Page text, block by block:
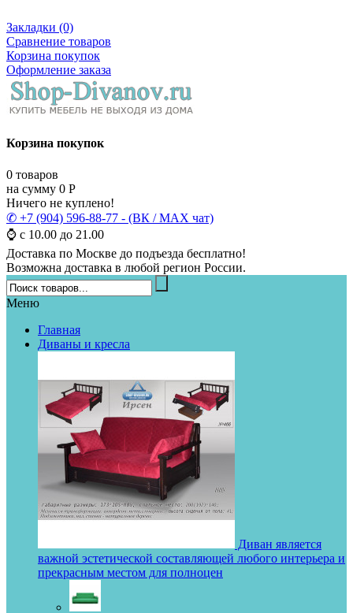
Закладки (0)
Сравнение товаров
Корзина покупок
Оформление заказа
Корзина покупок
0 товаров
на сумму 0 Р
Ничего не куплено!
✆ +7 (904) 596-88-77 - (ВК / MAX чат)
⌚ с 10.00 до 21.00
Доставка по Москве до подъезда бесплатно!
Возможна доставка в любой регион России.
Меню
Главная
Диваны и кресла
Диван является
важной эстетической составляющей любого интерьера и
прекрасным местом для полноцен